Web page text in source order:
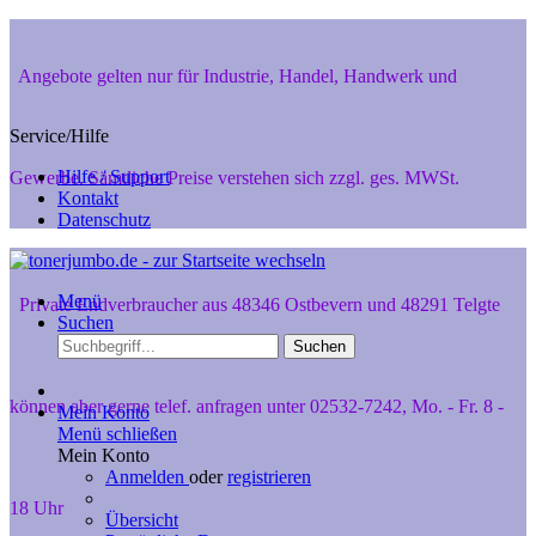
Angebote gelten nur für Industrie, Handel, Handwerk und
Gewerbe. Sämtliche Preise verstehen sich zzgl. ges. MWSt.
Private Endverbraucher aus 48346 Ostbevern und 48291 Telgte
können aber gerne telef. anfragen unter 02532-7242, Mo. - Fr. 8 -
18 Uhr
Service/Hilfe
Hilfe / Support
Kontakt
Datenschutz
Menü
Suchen
Suchen
Mein Konto
Menü schließen
Mein Konto
Anmelden oderregistrieren
Übersicht